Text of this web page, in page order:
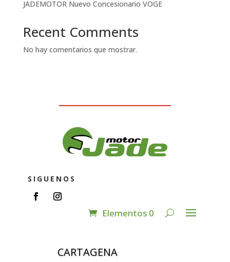
JADEMOTOR Nuevo Concesionario VOGE
Recent Comments
No hay comentarios que mostrar.
SIGUENOS
Elementos 0
CARTAGENA